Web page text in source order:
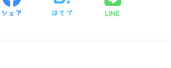
シェア はてブ LINE